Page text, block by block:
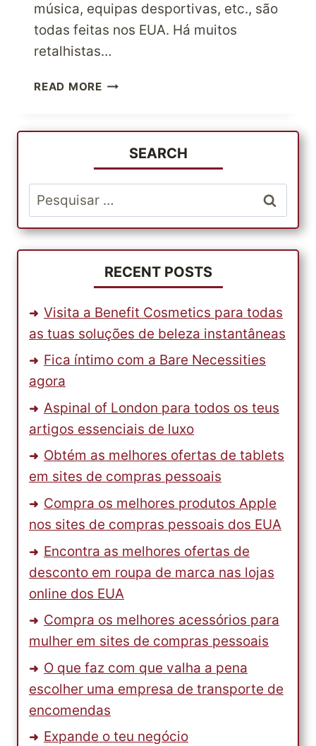
música, equipas desportivas, etc., são
todas feitas nos EUA. Há muitos
retalhistas…
READ MORECOMO
AMERICANA
ONLINE?SEARCH
Pesquisar
por:
RECENT POSTS
Visita a Benefit Cosmetics para todas
as tuas soluções de beleza instantâneas
Fica íntimo com a Bare Necessities
agora
Aspinal of London para todos os teus
artigos essenciais de luxo
Obtém as melhores ofertas de tablets
em sites de compras pessoais
Compra os melhores produtos Apple
nos sites de compras pessoais dos EUA
Encontra as melhores ofertas de
desconto em roupa de marca nas lojas
online dos EUA
Compra os melhores acessórios para
mulher em sites de compras pessoais
O que faz com que valha a pena
escolher uma empresa de transporte de
encomendas
Expande o teu negócio